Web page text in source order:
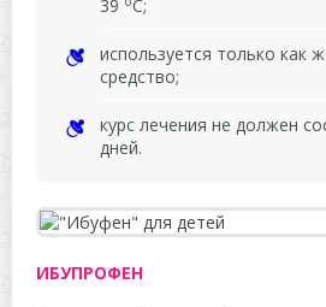
39
С;
используется только как
средство;
курс лечения не должен
дней.
ИБУПРОФЕН